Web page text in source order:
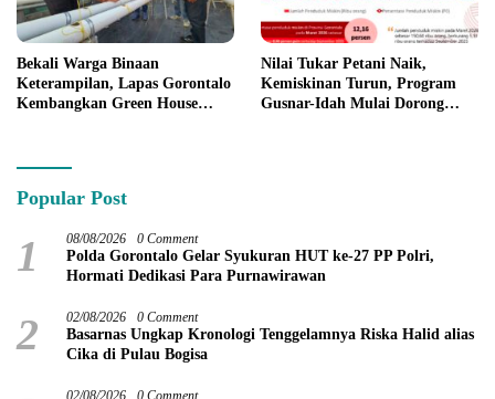
Bekali Warga Binaan
Keterampilan, Lapas Gorontalo
Kembangkan Green House
Nilai Tukar Petani Naik,
Kemiskinan Turun, Program
Gusnar-Idah Mulai Dorong
Popular Post
1 08/08/2026 0 Comment
Polda Gorontalo Gelar Syukuran HUT ke-27 PP Polri,
Hormati Dedikasi Para Purnawirawan
2 02/08/2026 0 Comment
Basarnas Ungkap Kronologi Tenggelamnya Riska Halid alias
Cika di Pulau Bogisa